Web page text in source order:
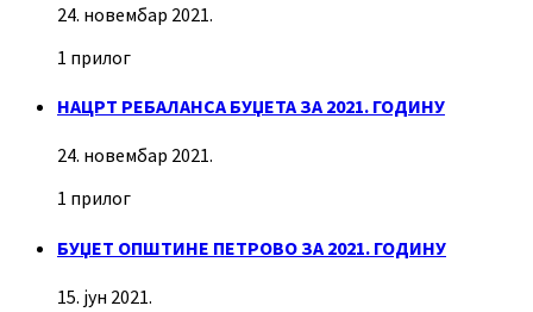
24. новембар 2021.
1 прилог
НАЦРТ РЕБАЛАНСА БУЏЕТА ЗА 2021. ГОДИНУ
24. новембар 2021.
1 прилог
БУЏЕТ ОПШТИНЕ ПЕТРОВО ЗА 2021. ГОДИНУ
15. јун 2021.